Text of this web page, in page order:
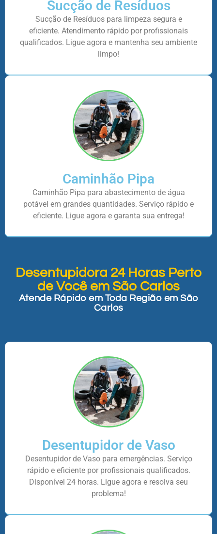
Sucção de Resíduos
Sucção de Resíduos para limpeza segura e
eficiente. Atendimento rápido por profissionais
qualificados. Ligue agora e mantenha seu ambiente
limpo!
Caminhão Pipa
Caminhão Pipa para abastecimento de água
potável em grandes quantidades. Serviço rápido e
eficiente. Ligue agora e garanta sua entrega!
Desentupidora 24 Horas Perto
de Você em São Carlos
Atende Rápido em Toda Região em São
Carlos
Desentupidor de Vaso
Desentupidor de Vaso para emergências. Serviço
rápido e eficiente por profissionais qualificados.
Disponível 24 horas. Ligue agora e resolva seu
problema!